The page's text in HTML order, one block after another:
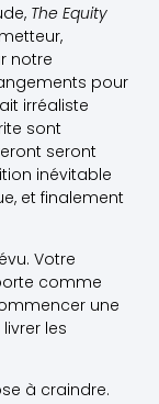
The Equity
notre
pour
irréaliste
sont
seront
inévitable
et finalement
Votre
comme
une
les
à craindre.